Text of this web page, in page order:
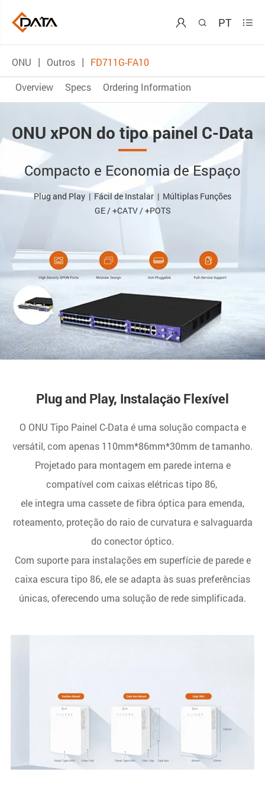
  PT 
ONU Outros
FD711G-FA10
Overview
Specs Ordering Information
ONU xPON do tipo painel C-Data
Compacto e Economia de Espaço
Plug and Play | Fácil de Instalar | Múltiplas Funções
GE / +CATV / +POTS
Plug and Play, Instalação Flexível
O ONU Tipo Painel C-Data é uma solução compacta e
versátil, com apenas 110mm*86mm*30mm de tamanho.
Projetado para montagem em parede interna e
compatível com caixas elétricas tipo 86,
ele integra uma cassete de fibra óptica para emenda,
roteamento, proteção do raio de curvatura e salvaguarda
do conector óptico.
Com suporte para instalações em superfície de parede e
caixa escura tipo 86, ele se adapta às suas preferências
únicas, oferecendo uma solução de rede simplificada.